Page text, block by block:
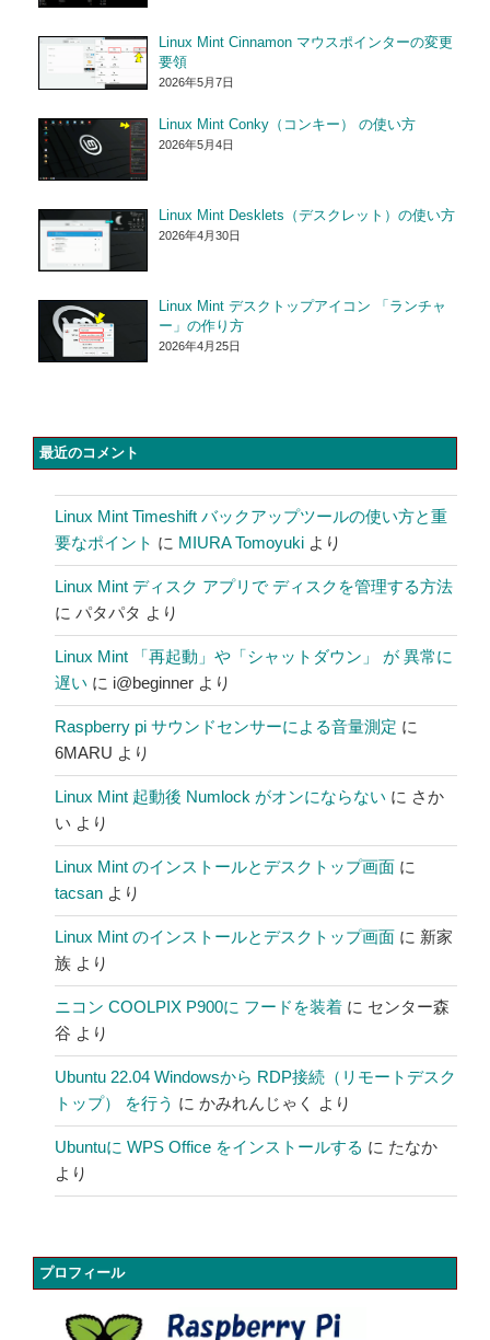
Linux Mint Cinnamon マウスポインターの変更
要領
2026年5月7日
Linux Mint Conky（コンキー） の使い方
2026年5月4日
Linux Mint Desklets（デスクレット）の使い方
2026年4月30日
Linux Mint デスクトップアイコン 「ランチャ
ー」の作り方
2026年4月25日
最近のコメント
Linux Mint Timeshift バックアップツールの使い方と重
要なポイント に MIURA Tomoyuki より
Linux Mint ディスク アプリで ディスクを管理する方法
に パタパタ より
Linux Mint 「再起動」や「シャットダウン」 が 異常に
遅い に i@beginner より
Raspberry pi サウンドセンサーによる音量測定 に
6MARU より
Linux Mint 起動後 Numlock がオンにならない に さか
い より
Linux Mint のインストールとデスクトップ画面 に
tacsan より
Linux Mint のインストールとデスクトップ画面 に 新家
族 より
ニコン COOLPIX P900に フードを装着 に センター森
谷 より
Ubuntu 22.04 Windowsから RDP接続（リモートデスク
トップ） を行う に かみれんじゃく より
Ubuntuに WPS Office をインストールする に たなか
より
プロフィール